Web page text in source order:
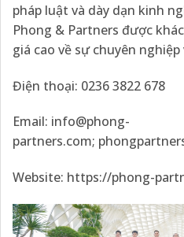
pháp luật và dày dạn kinh
Phong & Partners được
giá cao về sự chuyên
Điện thoại: 0236 3822 678
Email: info@phong-
partners.com;
Website: https://phong-